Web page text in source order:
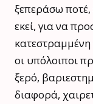
ξεπεράσω ποτέ,
εκεί, για να
οι υπόλοιποι
ξερό,
διαφορά,